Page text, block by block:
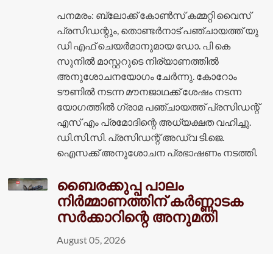
പനമരം: ബ്ലോക്ക് കോണ്‍സ് കമ്മറ്റി വൈസ്
പ്രസിഡന്റും, തൊണ്ടര്‍നാട് പഞ്ചായത്ത് യു
ഡി എഫ് ചെയര്‍മാനുമായ ഡോ. പി കെ
സുനില്‍ മാസ്റ്ററുടെ നിര്യാണത്തില്‍
അനുശോചനയോഗം ചേര്‍ന്നു. കോറോം
ടൗണില്‍ നടന്ന മൗനജാഥക്ക് ശേഷം നടന്ന
യോഗത്തില്‍ ഗ്രാമ പഞ്ചായത്ത് പ്രസിഡന്റ്
എസ് എം പ്രമോദിന്റെ അധ്യക്ഷത വഹിച്ചു.
ഡി.സി.സി. പ്രസിഡന്റ് അഡ്വ ടി.ജെ.
ഐസക്ക് അനുശോചന പ്രഭാഷണം നടത്തി.
ബൈരക്കുപ്പ പാലം
നിർമ്മാണത്തിന് കർണ്ണാടക
സർക്കാറിന്റെ അനുമതി
August 05, 2026